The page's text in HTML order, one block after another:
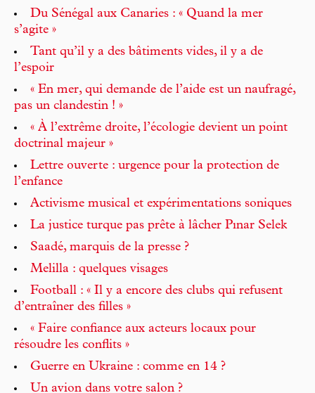
Du Sénégal aux Canaries : « Quand la mer
s’agite »
Tant qu’il y a des bâtiments vides, il y a de
l’espoir
« En mer, qui demande de l’aide est un naufragé,
pas un clandestin ! »
« À l’extrême droite, l’écologie devient un point
doctrinal majeur »
Lettre ouverte : urgence pour la protection de
l’enfance
Activisme musical et expérimentations soniques
La justice turque pas prête à lâcher Pınar Selek
Saadé, marquis de la presse ?
Melilla : quelques visages
Football : « Il y a encore des clubs qui refusent
d’entraîner des filles »
« Faire confiance aux acteurs locaux pour
résoudre les conflits »
Guerre en Ukraine : comme en 14 ?
Un avion dans votre salon ?